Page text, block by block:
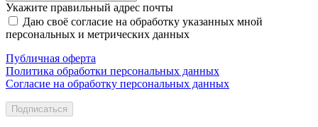
Укажите правильный адрес почты
Даю своё согласие на обработку указанных мной
персональных и метрических данных
Публичная оферта
Политика обработки персональных данных
Согласие на обработку персональных данных
Подписаться